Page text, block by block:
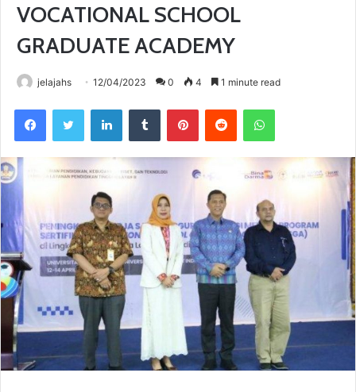
VOCATIONAL SCHOOL
GRADUATE ACADEMY
jelajahs 12/04/2023 0 4 1 minute read